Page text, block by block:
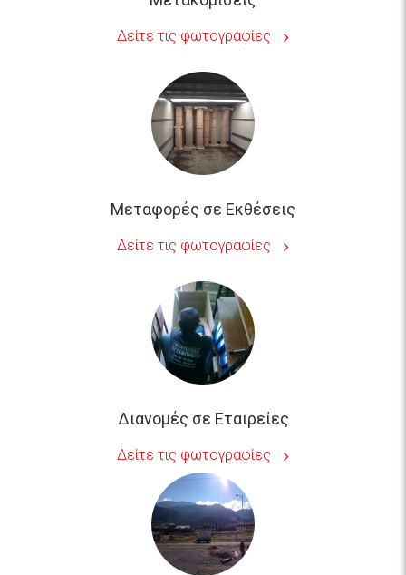
Μεταφορές σε Εκθέσεις
Δείτε τις φωτογραφίες
Διανομές σε Εταιρείες
Δείτε τις φωτογραφίες
Μετακομίσεις σε Επαρχία